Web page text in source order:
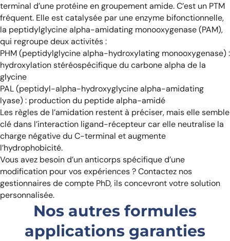
terminal d’une protéine en groupement amide. C’est un PTM
fréquent. Elle est catalysée par une enzyme bifonctionnelle,
la peptidylglycine alpha-amidating monooxygenase (PAM),
qui regroupe deux activités :
PHM (peptidylglycine alpha-hydroxylating monooxygenase) :
hydroxylation stéréospécifique du carbone alpha de la
glycine
PAL (peptidyl-alpha-hydroxyglycine alpha-amidating
lyase) : production du peptide alpha-amidé
Les règles de l’amidation restent à préciser, mais elle semble
clé dans l’interaction ligand-récepteur car elle neutralise la
charge négative du C-terminal et augmente
l’hydrophobicité.
Vous avez besoin d’un anticorps spécifique d’une
modification pour vos expériences ? Contactez nos
gestionnaires de compte PhD, ils concevront votre solution
personnalisée.
Nos autres formules
applications garanties